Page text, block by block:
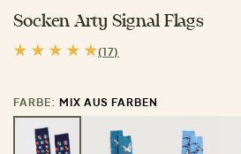
Socken Arty Signal Flags
(17)
FARBE: MIX AUS FARBEN